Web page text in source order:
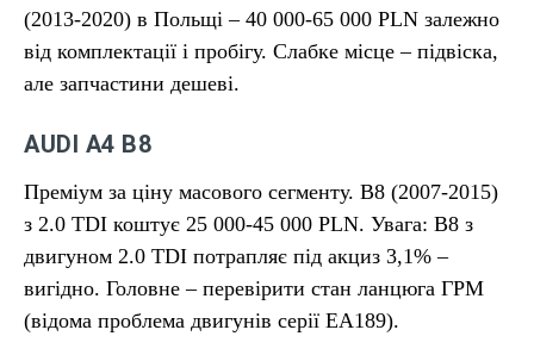
(2013-2020) в Польщі – 40 000-65 000 PLN залежно
від комплектації і пробігу. Слабке місце – підвіска,
але запчастини дешеві.
AUDI A4 B8
Преміум за ціну масового сегменту. B8 (2007-2015)
з 2.0 TDI коштує 25 000-45 000 PLN. Увага: B8 з
двигуном 2.0 TDI потрапляє під акциз 3,1% –
вигідно. Головне – перевірити стан ланцюга ГРМ
(відома проблема двигунів серії EA189).